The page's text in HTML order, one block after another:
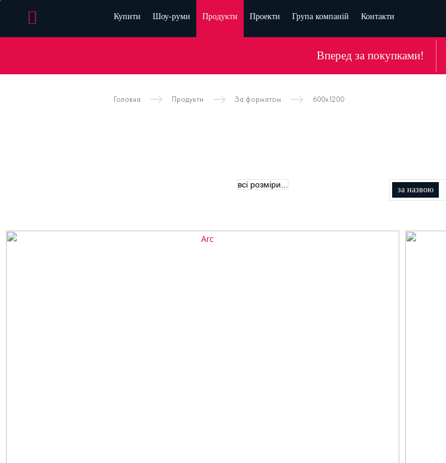
Купити Шоу-руми Продукти Проекти Група компаній Контакти
Вперед за покупками!
Головна Продукти За форматом 600x1200
за назвою